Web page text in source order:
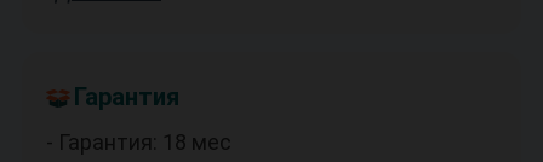
Гарантия
- Гарантия: 18 мес